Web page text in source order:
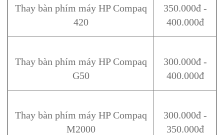
Thay bàn phím máy HP Compaq
420
350.000đ -
400.000đ
Thay bàn phím máy HP Compaq
G50
300.000đ -
400.000đ
Thay bàn phím máy HP Compaq
M2000
300.000đ -
350.000đ